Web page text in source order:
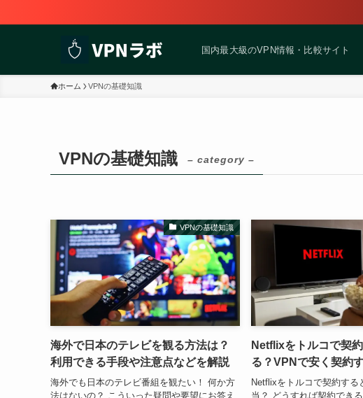
国内最大級のVPN情報・比較サイト
ホーム VPNの基礎知識
VPNの基礎知識 – category –
VPNの基礎知識
海外で日本のテレビを観る方法は？
利用できる手段や注意点などを解説
海外でも日本のテレビ番組を観たい！ 何か方
法はないの？ こういった疑問や要望にお答え
Netflixをトルコで契
る？VPNで安く契約
Netflixをトルコで契約する
当？ どうすれば契約でき